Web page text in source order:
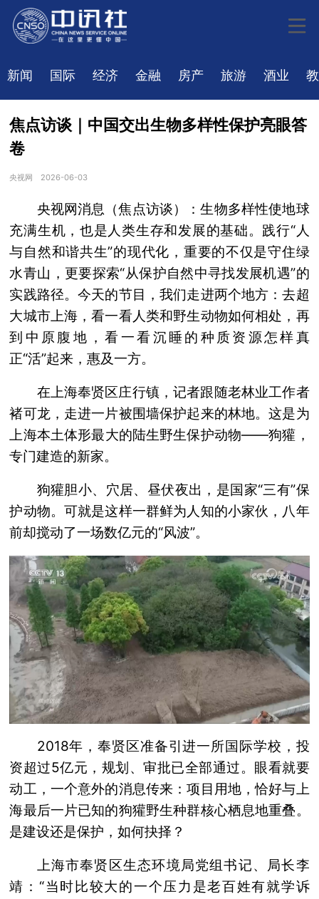
新闻 国际 经济 金融 房产 旅游 酒业
焦点访谈｜中国交出生物多样性保护亮眼答
卷
央视网 2026-06-03
央视网消息（焦点访谈）：生物多样性使地球
充满生机，也是人类生存和发展的基础。践行“人
与自然和谐共生”的现代化，重要的不仅是守住绿
水青山，更要探索“从保护自然中寻找发展机遇”的
实践路径。今天的节目，我们走进两个地方：去超
大城市上海，看一看人类和野生动物如何相处，再
到中原腹地，看一看沉睡的种质资源怎样真
正“活”起来，惠及一方。
在上海奉贤区庄行镇，记者跟随老林业工作者
褚可龙，走进一片被围墙保护起来的林地。这是为
上海本土体形最大的陆生野生保护动物——狗獾，
专门建造的新家。
狗獾胆小、穴居、昼伏夜出，是国家“三有”保
护动物。可就是这样一群鲜为人知的小家伙，八年
前却搅动了一场数亿元的“风波”。
2018年，奉贤区准备引进一所国际学校，投
资超过5亿元，规划、审批已全部通过。眼看就要
动工，一个意外的消息传来：项目用地，恰好与上
海最后一片已知的狗獾野生种群核心栖息地重叠。
是建设还是保护，如何抉择？
上海市奉贤区生态环境局党组书记、局长李
靖：“当时比较大的一个压力是老百姓有就学诉